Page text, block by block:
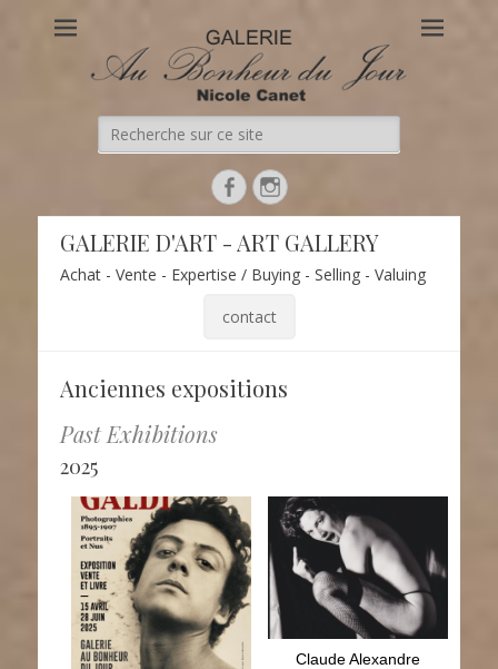
Au Bonheur du Jour
Le site officiel de la Galerie d'Art Au Bonheur du Jour – Nicole
Canet à Paris
Recherche
de:
FacebookInstagram
GALERIE D'ART - ART GALLERY
Achat - Vente - Expertise / Buying - Selling - Valuing
contact
Anciennes expositions
Past Exhibitions
2025
Vincenzo Galdi
Photographies
vintage
Rome 1895-1907
15 avril - 18 juin 2025
Claude Alexandre
Claude Alexandre
Photographies 1974-
1990
Fétichisme -
Travestisme
1er octobre - 29
novembre 2025